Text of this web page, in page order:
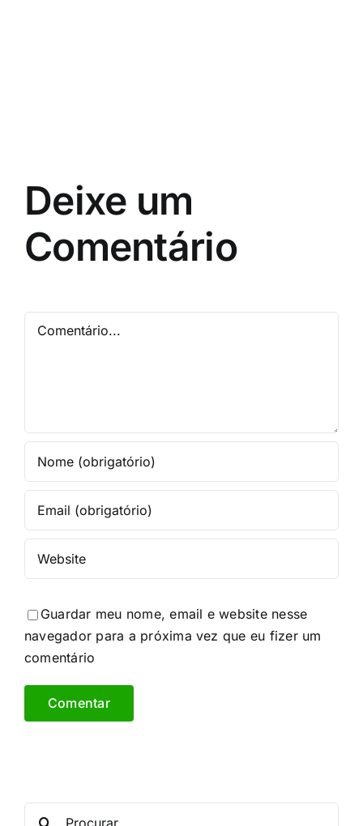
Deixe um
Comentário
Comentário
Guardar meu nome, email e website nesse
navegador para a próxima vez que eu fizer um
comentário